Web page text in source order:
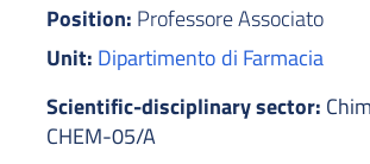
Position: Professore Associato
Unit: Dipartimento di Farmacia
Scientific-disciplinary sector:
CHEM-05/A